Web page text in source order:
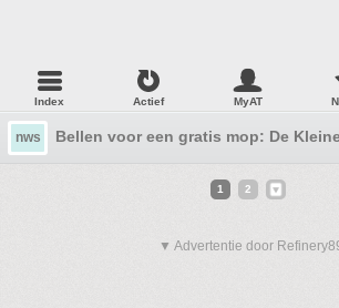
Index Actief MyAT
nws Bellen voor een gratis mop: De
1 2
▼ Advertentie door